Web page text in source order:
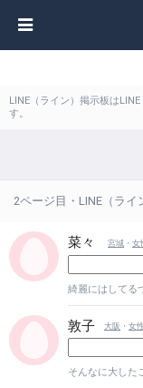
LINE（ライン）掲示板は
す。
2ページ目・LINE（ライ
菜々 宮城 ・ 女
綺麗にはしてる
敦子 大阪 ・ 女性
そんなに大し